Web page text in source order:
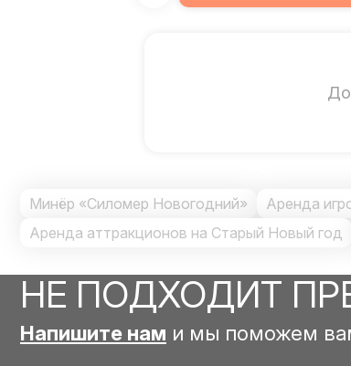
Минёр «Силомер Новогодний» Аренда
Аренда аттракционов на Старый Новый год
НЕ ПОДХОДИТ
Напишите нам и мы поможем